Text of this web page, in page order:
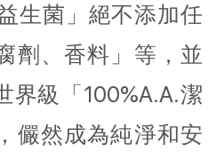
生菌」絕不添加任
劑、香料」等，並
界級「100%A.A.潔
儼然成為純淨和安